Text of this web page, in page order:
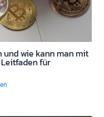
und wie kann man mit
für